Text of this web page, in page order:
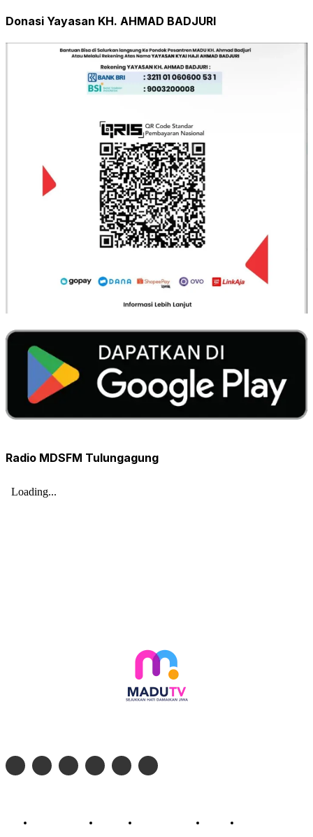
Donasi Yayasan KH. AHMAD BADJURI
Radio MDSFM Tulungagung
Profil Madu TV Redaksi Pedoman Siber Kontak